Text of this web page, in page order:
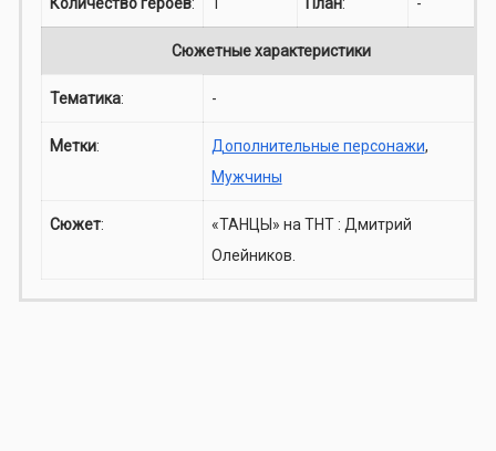
Сюжетные характеристики
Тематика: -
Метки: Дополнительные персонажи,
Мужчины
Сюжет:
«ТАНЦЫ» на ТНТ : Дмитрий
Олейников.